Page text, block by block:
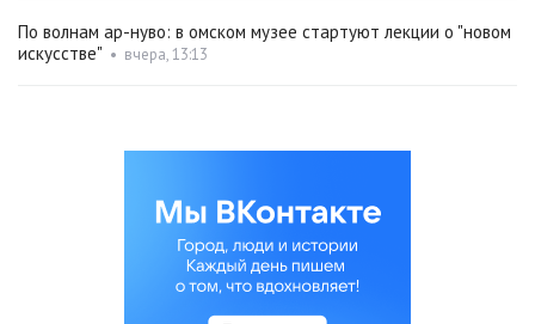
По волнам ар-нуво: в омском музее стартуют лекции о "новом
искусстве" • вчера, 13:13